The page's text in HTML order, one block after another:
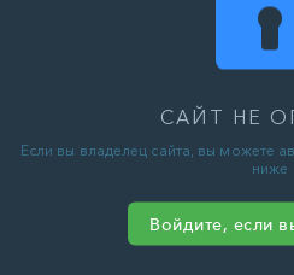
САЙТ НЕ
Если вы владелец сайта, вы можете
ниже
Войдите, если